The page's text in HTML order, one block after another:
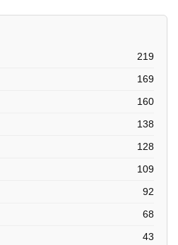
219
169
160
138
128
109
92
68
43